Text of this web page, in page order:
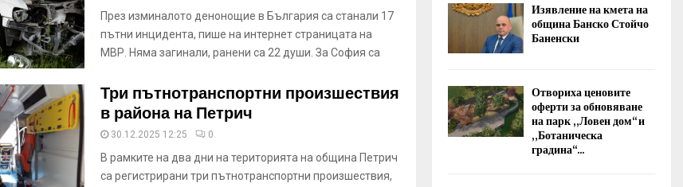
През изминалото денонощие в България са станали 17
пътни инцидента, пише на интернет страницата на
МВР. Няма загинали, ранени са 22 души. За София са
Три пътнотранспортни произшествия
в района на Петрич
30.12.2025 12:25 0
В рамките на два дни на територията на община Петрич
са регистрирани три пътнотранспортни произшествия,
Изявление на кмета на
община Банско Стойчо
Баненски
Отвориха ценовите
оферти за обновяване
на парк „Ловен дом“ и
„Ботаническа
градина“...